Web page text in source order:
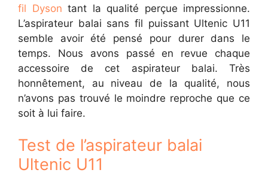
fil Dyson tant la qualité perçue impressionne.
L’aspirateur balai sans fil puissant Ultenic U11
semble avoir été pensé pour durer dans le
temps. Nous avons passé en revue chaque
accessoire de cet aspirateur balai. Très
honnêtement, au niveau de la qualité, nous
n’avons pas trouvé le moindre reproche que ce
soit à lui faire.
Test de l’aspirateur balai
Ultenic U11